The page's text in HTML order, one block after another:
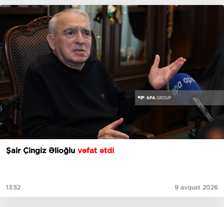
Şair Çingiz Əlioğlu vəfat etdi
13:52 9 avqust 2026